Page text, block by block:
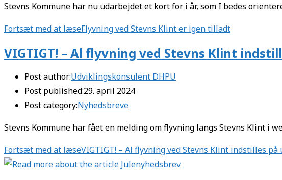
Stevns Kommune har nu udarbejdet et kort for i år, som I bedes
Fortsæt med at læseFlyvning ved Stevns Klint er igen tilladt
VIGTIGT! – Al flyvning ved Stevns Klint
Post author:Udviklingskonsulent DHPU
Post published:29. april 2024
Post category:Nyhedsbreve
Stevns Kommune har fået en melding om flyvning langs Stevns Klint i
Fortsæt med at læseVIGTIGT! – Al flyvning ved Stevns Klint indstilles